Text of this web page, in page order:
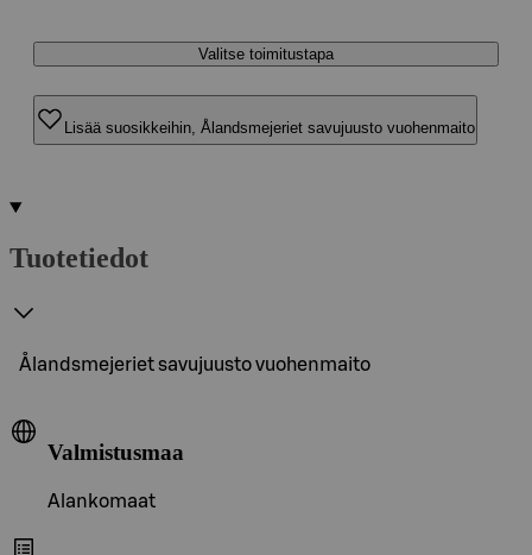
Valitse toimitustapa
Lisää suosikkeihin, Ålandsmejeriet savujuusto vuohenmaito
Tuotetiedot
Ålandsmejeriet savujuusto vuohenmaito
Valmistusmaa
Alankomaat